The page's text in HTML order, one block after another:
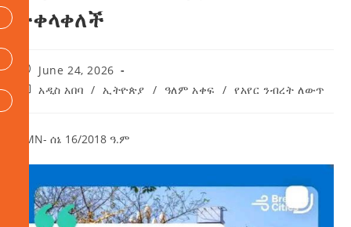
ተቀላቀለች
June 24, 2026
አዲስ አበባ / ኢትዮጵያ / ዓለም አቀፍ / የአየር ንብረት ለውጥ
AMN- ሰኔ 16/2018 ዓ.ም